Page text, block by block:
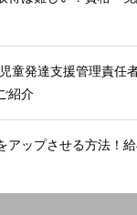
童発達支援管理責任
紹介
アップさせる方法！